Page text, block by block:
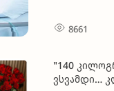
8661
"140
ვსვამდი…